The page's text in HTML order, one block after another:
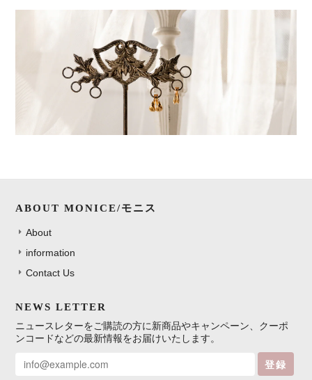
ABOUT MONICE/モニス
About
information
Contact Us
NEWS LETTER
ニュースレターをご購読の方に新商品やキャンペーン、クーポ
ンコードなどの最新情報をお届けいたします。
登録